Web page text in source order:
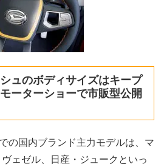
ュのボディサイズはキープ
ーターショーで市販型公開
の国内ブランド主力モデルは、マ
ェゼル、日産・ジュークといっ